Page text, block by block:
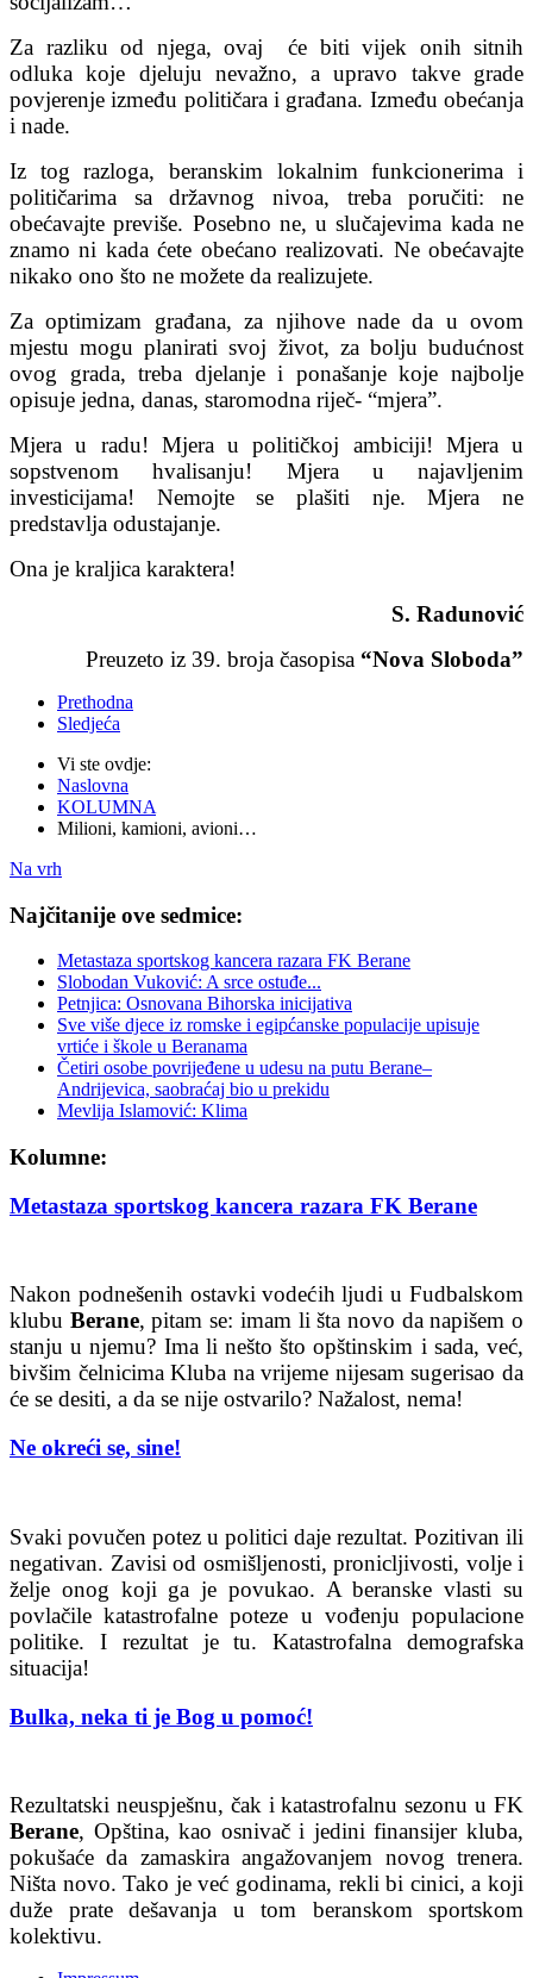
Za razliku od njega, ovaj će biti vijek onih sitnih
odluka koje djeluju nevažno, a upravo takve grade
povjerenje između političara i građana. Između obećanja
i nade.
Iz tog razloga, beranskim lokalnim funkcionerima i
političarima sa državnog nivoa, treba poručiti: ne
obećavajte previše. Posebno ne, u slučajevima kada ne
znamo ni kada ćete obećano realizovati. Ne obećavajte
nikako ono što ne možete da realizujete.
Za optimizam građana, za njihove nade da u ovom
mjestu mogu planirati svoj život, za bolju budućnost
ovog grada, treba djelanje i ponašanje koje najbolje
opisuje jedna, danas, staromodna riječ- “mjera”.
Mjera u radu! Mjera u političkoj ambiciji! Mjera u
sopstvenom hvalisanju! Mjera u najavljenim
investicijama! Nemojte se plašiti nje. Mjera ne
predstavlja odustajanje.
Ona je kraljica karaktera!
S. Radunović
Preuzeto iz 39. broja časopisa “Nova Sloboda”
Prethodna
Sledjeća
Vi ste ovdje:
Naslovna
KOLUMNA
Milioni, kamioni, avioni…
Na vrh
Najčitanije ove sedmice:
Metastaza sportskog kancera razara FK Berane
Slobodan Vuković: A srce ostuđe...
Petnjica: Osnovana Bihorska inicijativa
Sve više djece iz romske i egipćanske populacije upisuje
vrtiće i škole u Beranama
Četiri osobe povrijeđene u udesu na putu Berane–
Andrijevica, saobraćaj bio u prekidu
Mevlija Islamović: Klima
Kolumne:
Metastaza sportskog kancera razara FK Berane
Nakon podnešenih ostavki vodećih ljudi u Fudbalskom
klubu Berane, pitam se: imam li šta novo da napišem o
stanju u njemu? Ima li nešto što opštinskim i sada, već,
bivšim čelnicima Kluba na vrijeme nijesam sugerisao da
će se desiti, a da se nije ostvarilo? Nažalost, nema!
Ne okreći se, sine!
Svaki povučen potez u politici daje rezultat. Pozitivan ili
negativan. Zavisi od osmišljenosti, pronicljivosti, volje i
želje onog koji ga je povukao. A beranske vlasti su
povlačile katastrofalne poteze u vođenju populacione
politike. I rezultat je tu. Katastrofalna demografska
situacija!
Bulka, neka ti je Bog u pomoć!
Rezultatski neuspješnu, čak i katastrofalnu sezonu u FK
Berane, Opština, kao osnivač i jedini finansijer kluba,
pokušaće da zamaskira angažovanjem novog trenera.
Ništa novo. Tako je već godinama, rekli bi cinici, a koji
duže prate dešavanja u tom beranskom sportskom
kolektivu.